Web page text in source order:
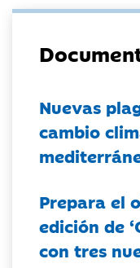
Nuevas
cambio
Prepara el
edición de
con tres